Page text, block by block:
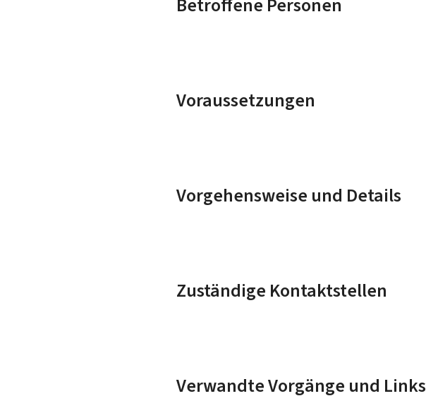
Voraussetzungen
Vorgehensweise und Details
Zuständige Kontaktstellen
Verwandte Vorgänge und Links